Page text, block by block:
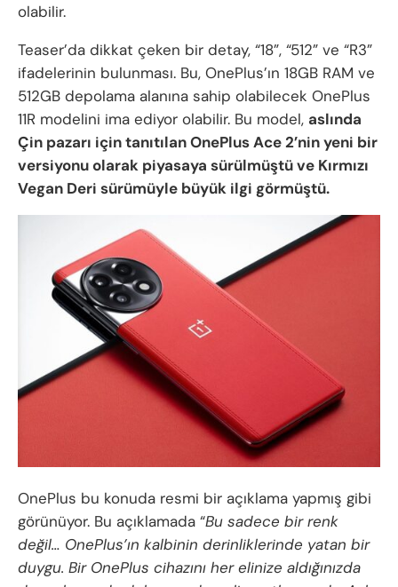
olabilir.
Teaser’da dikkat çeken bir detay, “18”, “512” ve “R3”
ifadelerinin bulunması. Bu, OnePlus’ın 18GB RAM ve
512GB depolama alanına sahip olabilecek OnePlus
11R modelini ima ediyor olabilir. Bu model, aslında
Çin pazarı için tanıtılan OnePlus Ace 2’nin yeni bir
versiyonu olarak piyasaya sürülmüştü ve Kırmızı
Vegan Deri sürümüyle büyük ilgi görmüştü.
OnePlus bu konuda resmi bir açıklama yapmış gibi
görünüyor. Bu açıklamada “Bu sadece bir renk
değil… OnePlus’ın kalbinin derinliklerinde yatan bir
duygu. Bir OnePlus cihazını her elinize aldığınızda